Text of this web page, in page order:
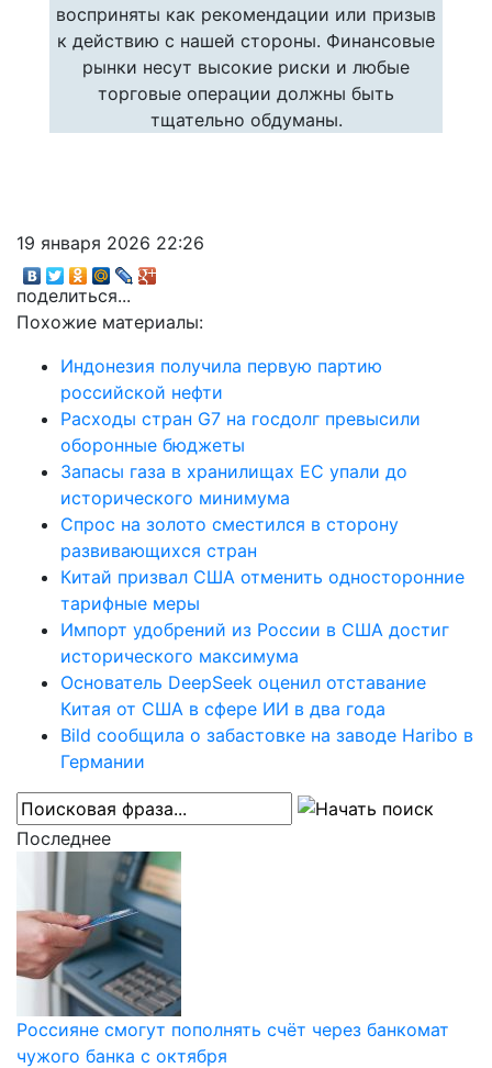
восприняты как рекомендации или призыв
к действию с нашей стороны. Финансовые
рынки несут высокие риски и любые
торговые операции должны быть
тщательно обдуманы.
19 января 2026 22:26
поделиться...
Похожие материалы:
Индонезия получила первую партию
российской нефти
Расходы стран G7 на госдолг превысили
оборонные бюджеты
Запасы газа в хранилищах ЕС упали до
исторического минимума
Спрос на золото сместился в сторону
развивающихся стран
Китай призвал США отменить односторонние
тарифные меры
Импорт удобрений из России в США достиг
исторического максимума
Основатель DeepSeek оценил отставание
Китая от США в сфере ИИ в два года
Bild сообщила о забастовке на заводе Haribo в
Германии
Последнее
Россияне смогут пополнять счёт через банкомат
чужого банка с октября